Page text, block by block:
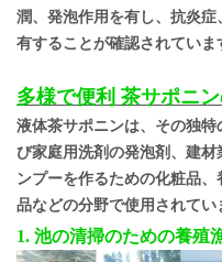
潤、発泡作用を有し、抗炎
有することが確認されていま
多様で便利 茶サポニ
液体茶サポニンは、その独特
び家庭用洗剤の発泡剤、建
ンプーを作るための化粧品
品などの分野で使用されてい
1. 池の清掃のための養殖